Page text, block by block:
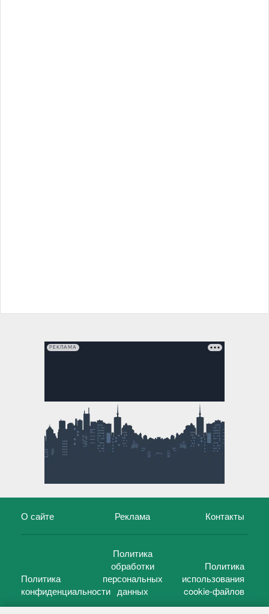
РЕКЛАМА
О сайте Реклама Контакты
Политика
конфиденциальности
Политика
обработки
персональных
данных
Политика
использования
cookie-файлов